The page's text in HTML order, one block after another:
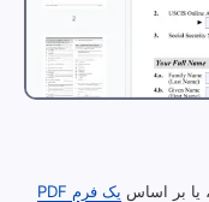
یا بر اساس
یک فرم PDF